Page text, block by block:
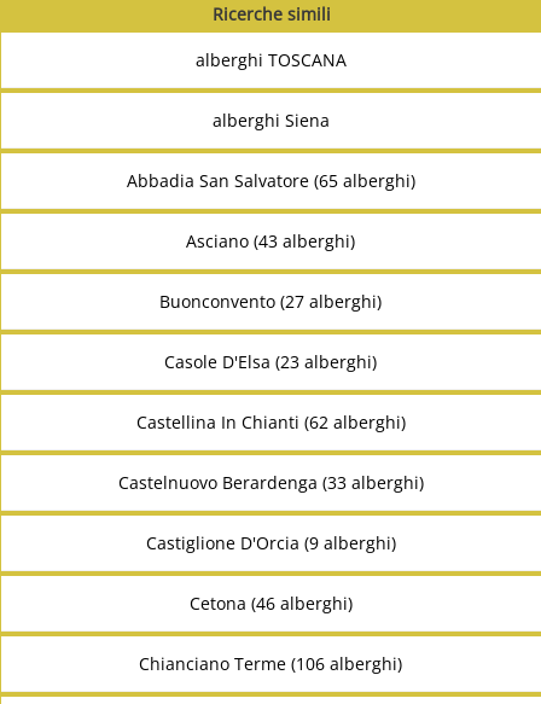
Ricerche simili
alberghi TOSCANA
alberghi Siena
Abbadia San Salvatore (65 alberghi)
Asciano (43 alberghi)
Buonconvento (27 alberghi)
Casole D'Elsa (23 alberghi)
Castellina In Chianti (62 alberghi)
Castelnuovo Berardenga (33 alberghi)
Castiglione D'Orcia (9 alberghi)
Cetona (46 alberghi)
Chianciano Terme (106 alberghi)